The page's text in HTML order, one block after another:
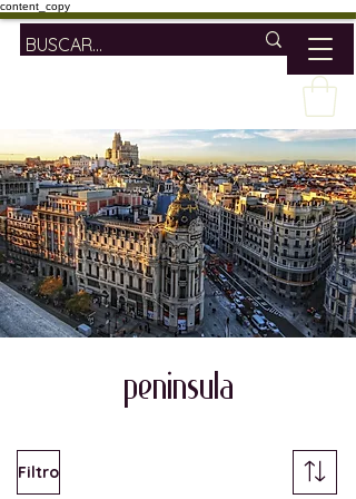
content_copy
peninsula
Filtro